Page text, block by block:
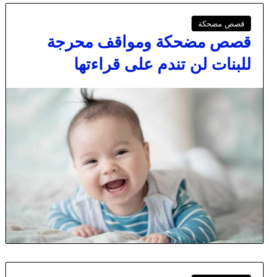
قصص مضحكة
قصص مضحكة ومواقف محرجة
للبنات لن تندم على قراءتها